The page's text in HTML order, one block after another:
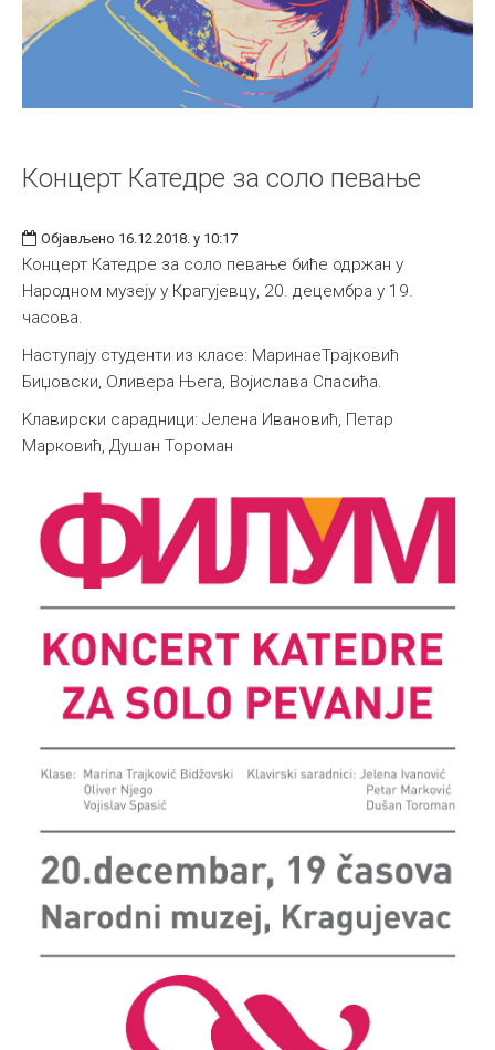
Концерт Катедре за соло певање
Објављено 16.12.2018. у 10:17
Концерт Катедре за соло певање биће одржан у
Народном музеју у Крагујевцу, 20. децембра у 19.
часова.
Наступају студенти из класе: МаринаеТрајковић
Биџовски, Оливера Њега, Војислава Спасића.
Kлавирски сарадници: Јелена Ивановић, Петар
Марковић, Душан Тороман